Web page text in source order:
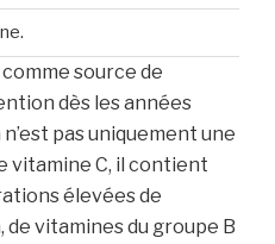
source de
dès les années
pas uniquement une
vitamine C, il contient
élevées de
vitamines du groupe B